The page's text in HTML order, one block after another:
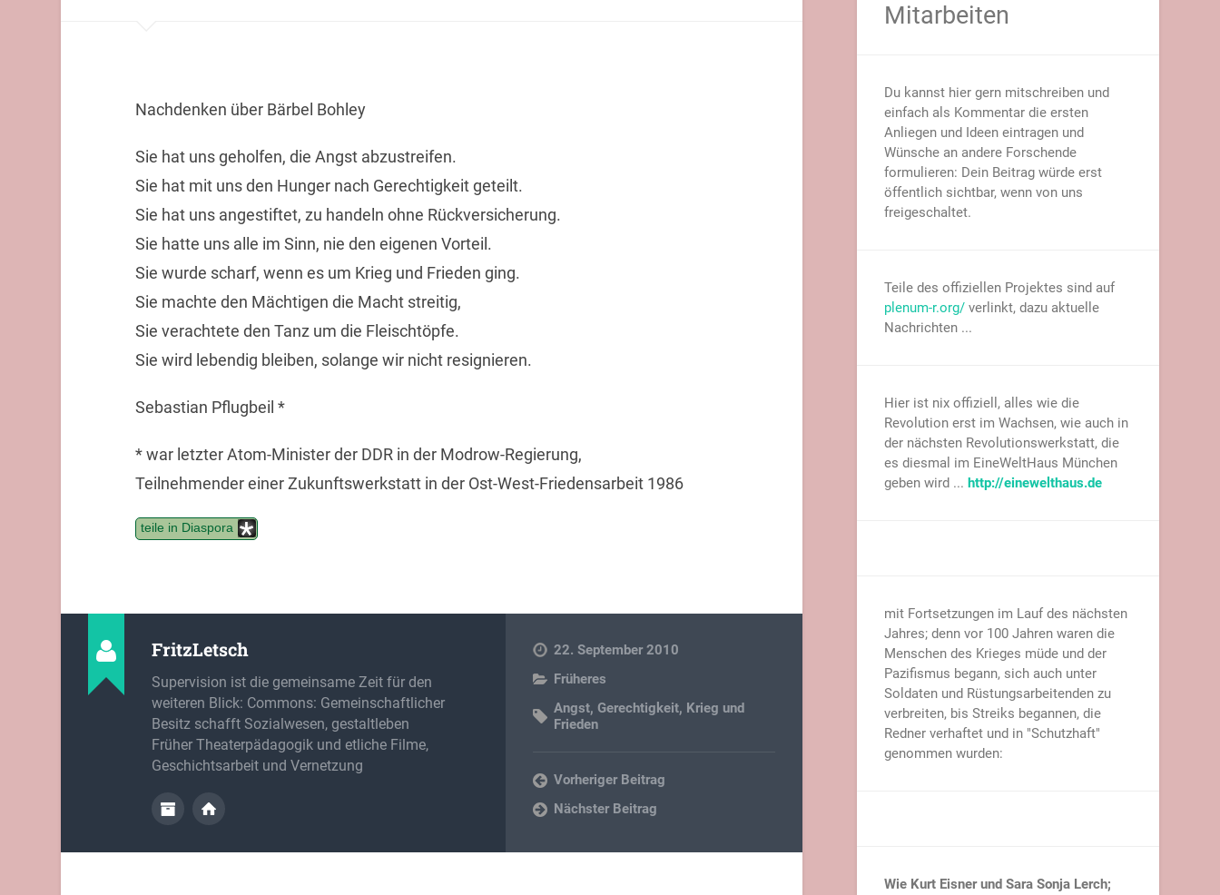
Nachdenken über Bärbel Bohley
Sie hat uns geholfen, die Angst abzustreifen.
Sie hat mit uns den Hunger nach Gerechtigkeit geteilt.
Sie hat uns angestiftet, zu handeln ohne Rückversicherung.
Sie hatte uns alle im Sinn, nie den eigenen Vorteil.
Sie wurde scharf, wenn es um Krieg und Frieden ging.
Sie machte den Mächtigen die Macht streitig,
Sie verachtete den Tanz um die Fleischtöpfe.
Sie wird lebendig bleiben, solange wir nicht resignieren.
Sebastian Pflugbeil *
* war letzter Atom-Minister der DDR in der Modrow-Regierung,
Teilnehmender einer Zukunftswerkstatt in der Ost-West-Friedensarbeit 1986
teile in Diaspora
FritzLetsch
Supervision ist die gemeinsame Zeit für den
weiteren Blick: Commons: Gemeinschaftlicher
Besitz schafft Sozialwesen, gestaltleben
Früher Theaterpädagogik und etliche Filme,
Geschichtsarbeit und Vernetzung
22. September 2010
Früheres
Angst,Gerechtigkeit, Krieg und
Frieden
Vorheriger Beitrag
Nächster Beitrag
Mitarbeiten
Du kannst hier gern mitschreiben und
einfach als Kommentar die ersten
Anliegen und Ideen eintragen und
Wünsche an andere Forschende
formulieren: Dein Beitrag würde erst
öffentlich sichtbar, wenn von uns
freigeschaltet.
Teile des offiziellen Projektes sind auf
plenum-r.org/ verlinkt, dazu aktuelle
Nachrichten ...
Hier ist nix offiziell, alles wie die
Revolution erst im Wachsen, wie auch in
der nächsten Revolutionswerkstatt, die
es diesmal im EineWeltHaus München
geben wird ...http://einewelthaus.de
mit Fortsetzungen im Lauf des nächsten
Jahres; denn vor 100 Jahren waren die
Menschen des Krieges müde und der
Pazifismus begann, sich auch unter
Soldaten und Rüstungsarbeitenden zu
verbreiten, bis Streiks begannen, die
Redner verhaftet und in "Schutzhaft"
genommen wurden:
Wie Kurt Eisner und Sara Sonja Lerch;